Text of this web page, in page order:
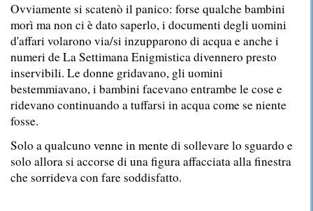
Ovviamente si scatenò il panico: forse qualche bambini
morì ma non ci è dato saperlo, i documenti degli uomini
d'affari volarono via/si inzupparono di acqua e anche i
numeri de La Settimana Enigmistica divennero presto
inservibili. Le donne gridavano, gli uomini
bestemmiavano, i bambini facevano entrambe le cose e
ridevano continuando a tuffarsi in acqua come se niente
fosse.
Solo a qualcuno venne in mente di sollevare lo sguardo e
solo allora si accorse di una figura affacciata alla finestra
che sorrideva con faresoddisfatto.